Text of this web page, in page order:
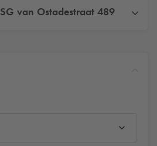
SG van Ostadestraat 489